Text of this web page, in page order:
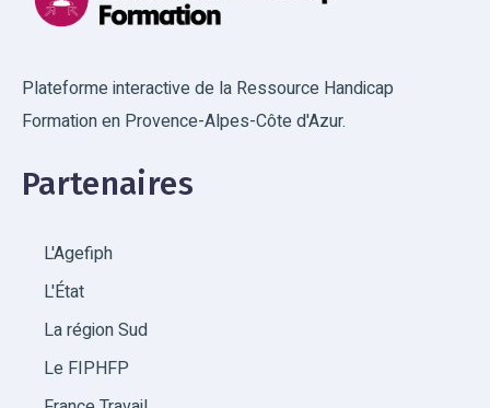
Plateforme interactive de la Ressource Handicap
Formation en Provence-Alpes-Côte d'Azur.
Partenaires
L'Agefiph
L'État
La région Sud
Le FIPHFP